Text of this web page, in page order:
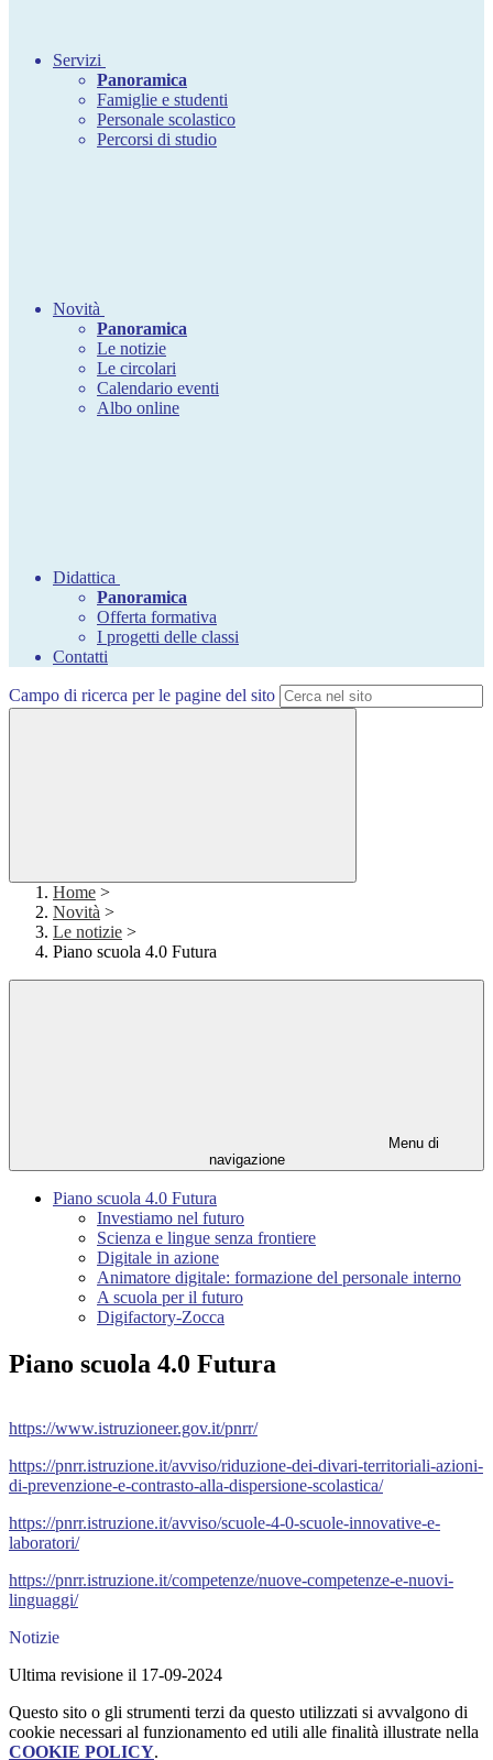
Servizi
Panoramica
Famiglie e studenti
Personale scolastico
Percorsi di studio
Novità
Panoramica
Le notizie
Le circolari
Calendario eventi
Albo online
Didattica
Panoramica
Offerta formativa
I progetti delle classi
Contatti
Campo di ricerca per le pagine del sito
Home >
Novità >
Le notizie >
Piano scuola 4.0 Futura
Menu di
navigazione
Piano scuola 4.0 Futura
Investiamo nel futuro
Scienza e lingue senza frontiere
Digitale in azione
Animatore digitale: formazione del personale interno
A scuola per il futuro
Digifactory-Zocca
Piano scuola 4.0 Futura
https://www.istruzioneer.gov.it/pnrr/
https://pnrr.istruzione.it/avviso/riduzione-dei-divari-territoriali-azioni-
di-prevenzione-e-contrasto-alla-dispersione-scolastica/
https://pnrr.istruzione.it/avviso/scuole-4-0-scuole-innovative-e-
laboratori/
https://pnrr.istruzione.it/competenze/nuove-competenze-e-nuovi-
linguaggi/
Notizie
Ultima revisione il 17-09-2024
Questo sito o gli strumenti terzi da questo utilizzati si avvalgono di
cookie necessari al funzionamento ed utili alle finalità illustrate nella
COOKIE POLICY.